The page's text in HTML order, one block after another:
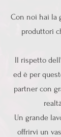
Con noi hai la
produttori
Il rispetto
ed è per
partner con
Un grande
offrirvi un